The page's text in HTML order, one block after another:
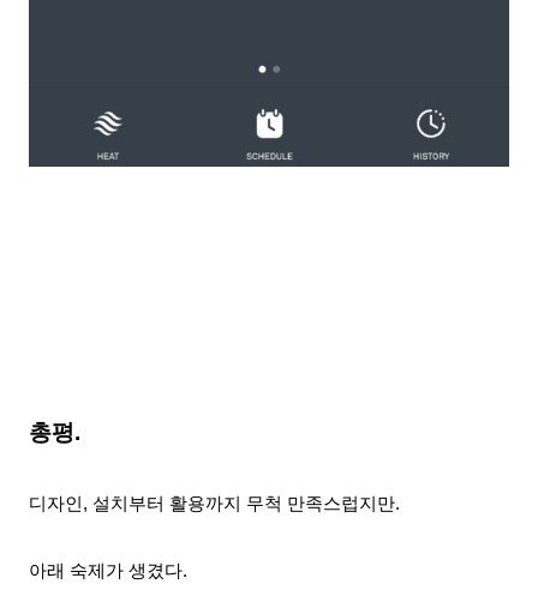
총평.
디자인, 설치부터 활용까지 무척 만족스럽지만.
아래 숙제가 생겼다.